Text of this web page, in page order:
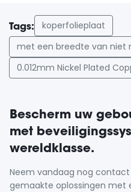
Tags:
koperfolieplaat
met een breedte van niet
0.012mm Nickel Plated
Bescherm uw
met
wereldklasse.
Neem vandaag nog contact
gemaakte oplossingen met